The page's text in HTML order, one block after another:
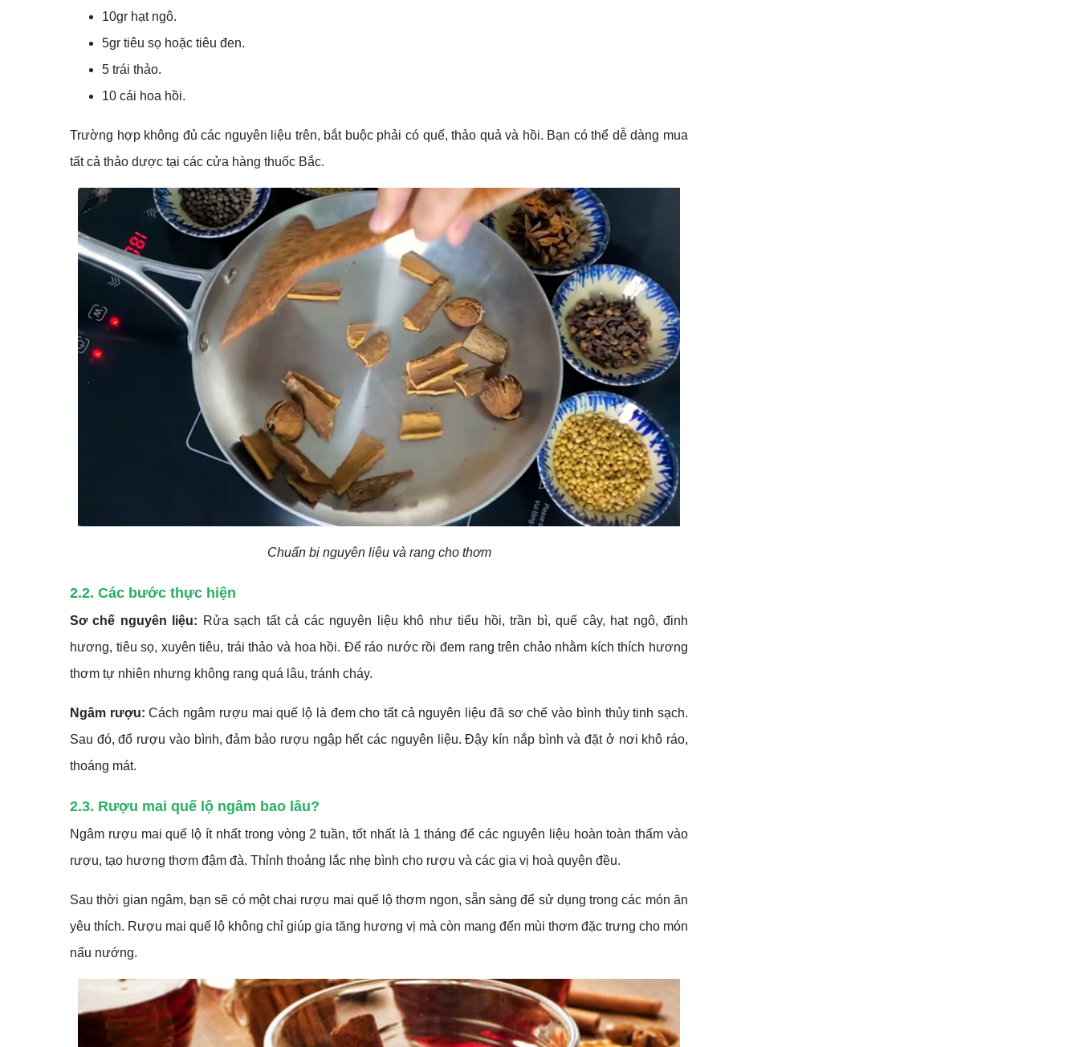
10gr hạt ngô.
5gr tiêu sọ hoặc tiêu đen.
5 trái thảo.
10 cái hoa hồi.
Trường hợp không đủ các nguyên liệu trên, bắt buộc phải có quế, thảo quả và hồi. Bạn có thể dễ dàng mua
tất cả thảo dược tại các cửa hàng thuốc Bắc.
Chuẩn bị nguyên liệu và rang cho thơm
2.2. Các bước thực hiện
Sơ chế nguyên liệu: Rửa sạch tất cả các nguyên liệu khô như tiểu hồi, trần bì, quế cây, hạt ngô, đinh
hương, tiêu sọ, xuyên tiêu, trái thảo và hoa hồi. Để ráo nước rồi đem rang trên chảo nhằm kích thích hương
thơm tự nhiên nhưng không rang quá lâu, tránh cháy.
Ngâm rượu:Cách ngâm rượu mai quế lộ là đem cho tất cả nguyên liệu đã sơ chế vào bình thủy tinh sạch.
Sau đó, đổ rượu vào bình, đảm bảo rượu ngập hết các nguyên liệu. Đậy kín nắp bình và đặt ở nơi khô ráo,
thoáng mát.
2.3. Rượu mai quế lộ ngâm bao lâu?
Ngâm rượu mai quế lộ ít nhất trong vòng 2 tuần, tốt nhất là 1 tháng để các nguyên liệu hoàn toàn thấm vào
rượu, tạo hương thơm đậm đà. Thỉnh thoảng lắc nhẹ bình cho rượu và các gia vị hoà quyện đều.
Sau thời gian ngâm, bạn sẽ có một chai rượu mai quế lộ thơm ngon, sẵn sàng để sử dụng trong các món ăn
yêu thích. Rượu mai quế lộ không chỉ giúp gia tăng hương vị mà còn mang đến mùi thơm đặc trưng cho món
nấu nướng.